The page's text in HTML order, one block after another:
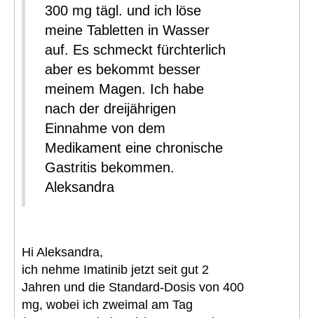
300 mg tägl. und ich löse
meine Tabletten in Wasser
auf. Es schmeckt fürchterlich
aber es bekommt besser
meinem Magen. Ich habe
nach der dreijährigen
Einnahme von dem
Medikament eine chronische
Gastritis bekommen.
Aleksandra
Hi Aleksandra,
ich nehme Imatinib jetzt seit gut 2
Jahren und die Standard-Dosis von 400
mg, wobei ich zweimal am Tag